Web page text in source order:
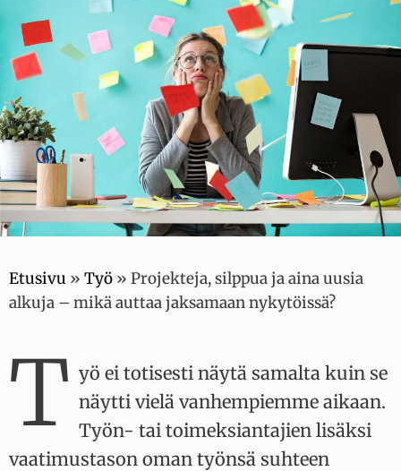
Etusivu » Työ » Projekteja, silppua ja aina uusia
alkuja – mikä auttaa jaksamaan nykytöissä?
T yö ei totisesti näytä samalta kuin se
näytti vielä vanhempiemme aikaan.
Työn- tai toimeksiantajien lisäksi
vaatimustason oman työnsä suhteen